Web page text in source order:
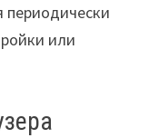
периодически
или